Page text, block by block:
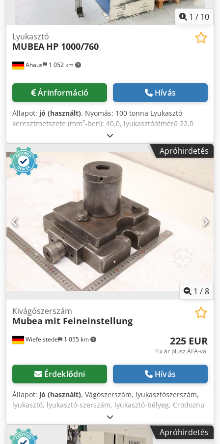
1 / 10
Ahaus 1 052 km
Lyukasztó
MUBEA HP 1000/760
Árinformáció Hívás
Állapot: jó (használt), Nyomás: 100 tonna Lyukasztó
keresztmetszete (mm²-ben): 40,0, lyukasztóátmérő 22,0
mm Löket: 120 mm Osztály távolság: 760 mm Teljes
energiaigény: 8,5 kW Gépsúly: kb. 3800 kg Helyigény: kb.
2500 x 1700 x 2000 mm Új ár, beleértve a pozicionáló
rendszert: kb. 45 000 euró Egyedi ár kérésre Felszereltség:
- robusztus / nehéz hidraulikus lyukasztógép - a lyukasztó
löket fokozatmentesen állítható - NC pozicionáló rendszer
"MUBEA MATIC 82" * mozgási tartomány X és Y tengelyen *
"FAGOR" vezérlőegységgel * nagyméretű támasztóasztallal
* külön vezérlőszekrény - különféle (speciális) lyukasztó
szerszámok (lásd a 9. képet) - elülső védőberendezés,
beleértve a lemezeltávolító eszközt Crsdpfszn Ahkjx Amajf -
1 db szabadon mozgó lábkapcsoló - kezelési útmutató a
géphez és a pozicionáló rendszerhez
Apróhirdetés
1 /8
Wiefelstede 1 055 km
Kivágószerszám
Mubea mit Feineinstellung
225 EUR
Fix ár plusz ÁFA-val
Érdeklődni Hívás
Állapot: jó (használt), Vágószerszám, lyukasztószerszám,
lyukasztó, lyukasztó-szerszám, lyukasztó-bélyeg, Crodoznu
Ayjpfx Amaof -lyukasztószerszám: matricatartó finom
beállítással -furat: Ø 25 mm -méretek: lásd a fényképeket -
méretek: 300/250/H210 mm -súly: 32,1 kg
Apróhirdetés